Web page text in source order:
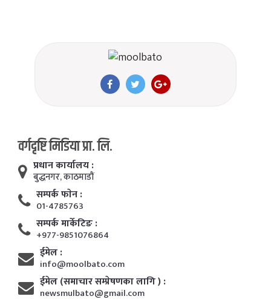
वर्गदृष्टि मिडिया प्रा. लि.
प्रधान कार्यालय :
बुद्धनगर, काठमाडाैं
सम्पर्क फाेन :
01-4785763
सम्पर्क मार्केटिङ :
+977-9851076864
ईमेल :
info@moolbato.com
ईमेल (समाचार सम्प्रेषणका लागि ) :
newsmulbato@gmail.com